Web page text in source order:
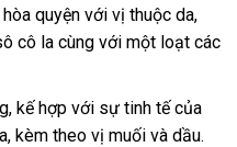
quyện với vị thuộc da,
cô la cùng với một loạt các
kế hợp với sự tinh tế của
kèm theo vị muối và dầu.